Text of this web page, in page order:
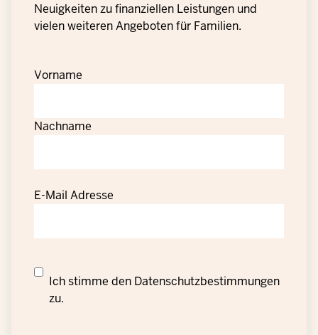
Neuigkeiten zu finanziellen Leistungen und
vielen weiteren Angeboten für Familien.
Vorname
Nachname
E-Mail Adresse
Datenschutzrechtliche
Einwilligung
Ich stimme den Datenschutzbestimmungen
zu.